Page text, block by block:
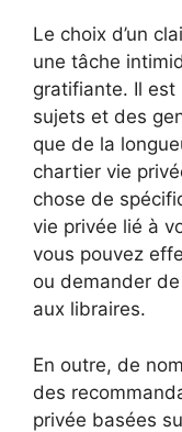
Le choix d’un
une tâche
gratifiante. Il
sujets et des
que de la
chartier vie
chose de
vie privée lié à
vous pouvez
ou demander
aux libraires.
En outre, de
des
privée basées